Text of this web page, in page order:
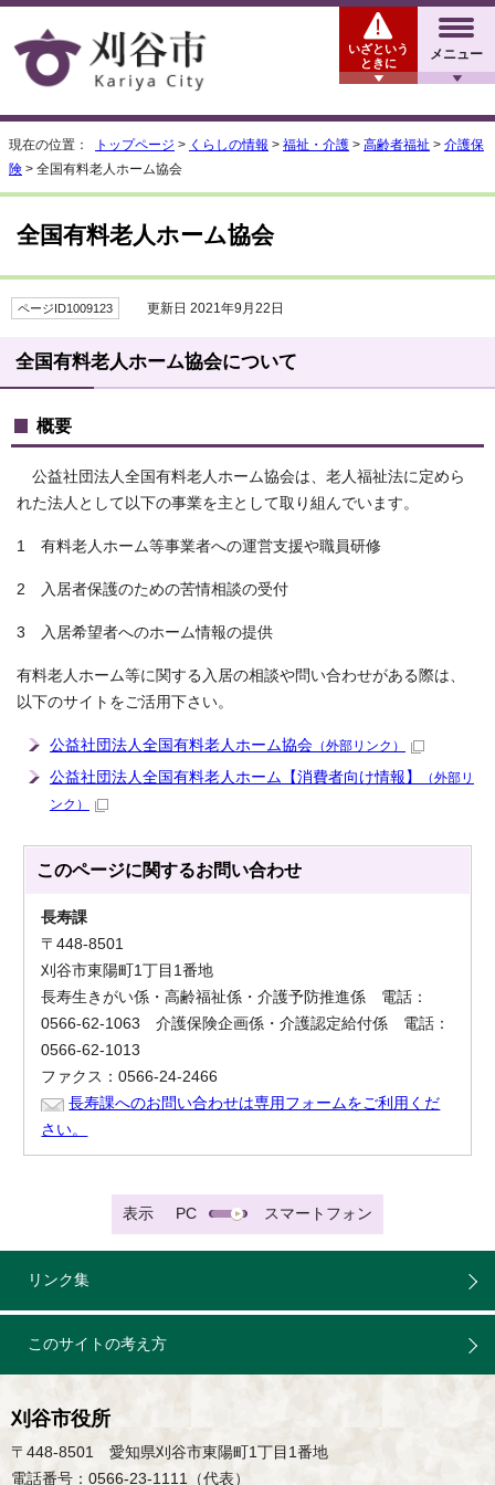
メニュー
いざという
ときに
現在の位置： トップページ > くらしの情報 > 福祉・介護 > 高齢者福祉 > 介護保
険 > 全国有料老人ホーム協会
全国有料老人ホーム協会
ページID1009123 更新日 2021年9月22日
全国有料老人ホーム協会について
概要
公益社団法人全国有料老人ホーム協会は、老人福祉法に定めら
れた法人として以下の事業を主として取り組んでいます。
1 有料老人ホーム等事業者への運営支援や職員研修
2 入居者保護のための苦情相談の受付
3 入居希望者へのホーム情報の提供
有料老人ホーム等に関する入居の相談や問い合わせがある際は、
以下のサイトをご活用下さい。
公益社団法人全国有料老人ホーム協会 （外部リンク）
公益社団法人全国有料老人ホーム【消費者向け情報】
（外部リ
ンク）
このページに関するお問い合わせ
長寿課
〒448-8501
刈谷市東陽町1丁目1番地
長寿生きがい係・高齢福祉係・介護予防推進係 電話：
0566-62-1063 介護保険企画係・介護認定給付係 電話：
0566-62-1013
ファクス：0566-24-2466
長寿課へのお問い合わせは専用フォームをご利用くだ
さい。
表示 PC スマートフォン
リンク集
このサイトの考え方
刈谷市役所
〒448-8501 愛知県刈谷市東陽町1丁目1番地
電話番号：0566-23-1111（代表）